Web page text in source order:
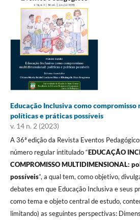
Educação Inclusiva como
políticas e práticas possíveis
v. 14 n. 2 (2023)
A 36ª edição da Revista Eventos
número regular intitulado “EDUCAÇÃO
COMPROMISSO MULTIDIMENSIONAL:
possíveis”, a qual tem, como objetivo,
debates em que Educação Inclusiva e seus
como tema e objeto central de estudo,
limitando) as seguintes perspectivas: